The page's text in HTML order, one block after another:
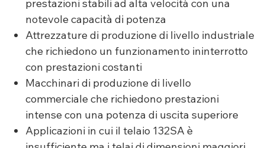
prestazioni stabili ad alta velocità con una
notevole capacità di potenza
Attrezzature di produzione di livello industriale
che richiedono un funzionamento ininterrotto
con prestazioni costanti
Macchinari di produzione di livello
commerciale che richiedono prestazioni
intense con una potenza di uscita superiore
Applicazioni in cui il telaio 132SA è